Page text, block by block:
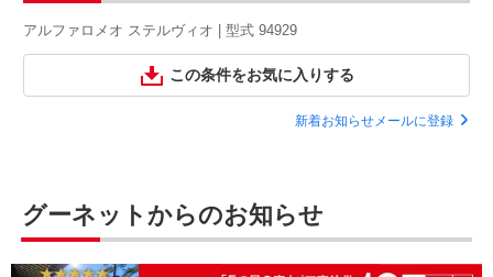
アルファロメオ ステルヴィオ | 型式 94929
この条件をお気に入りする
新着お知らせメールに登録
グーネットからのお知らせ